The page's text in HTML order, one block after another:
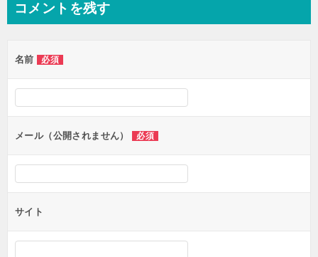
コメントを残す
名前 必須
メール（公開されません） 必須
サイト